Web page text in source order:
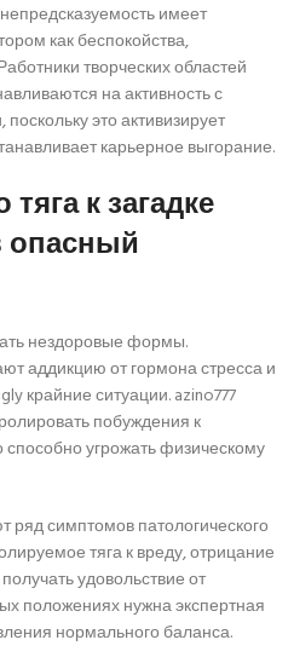
имеет
как беспокойства,
творческих областей
на активность с
это активизирует
карьерное выгорание.
к загадке
опасный
нездоровые формы.
аддикцию от гормона стресса и
крайние ситуации. azino777
побуждения к
угрожать физическому
симптомов патологического
тяга к вреду, отрицание
удовольствие от
положениях нужна экспертная
нормального баланса.